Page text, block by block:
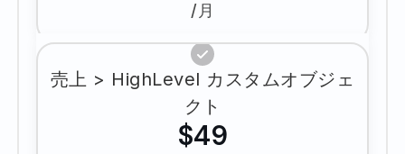
/月
売上 > HighLevel カスタムオブジェ
クト
$49